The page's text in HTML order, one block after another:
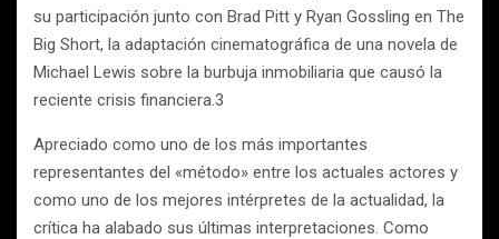
su participación junto con Brad Pitt y Ryan Gossling en The
Big Short, la adaptación cinematográfica de una novela de
Michael Lewis sobre la burbuja inmobiliaria que causó la
reciente crisis financiera.3
Apreciado como uno de los más importantes
representantes del «método» entre los actuales actores y
como uno de los mejores intérpretes de la actualidad, la
crítica ha alabado sus últimas interpretaciones. Como